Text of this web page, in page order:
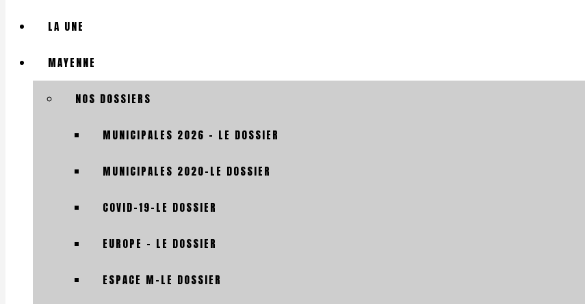
LA UNE
MAYENNE
NOS DOSSIERS
MUNICIPALES 2026 – LE DOSSIER
MUNICIPALES 2020-LE DOSSIER
COVID-19-LE DOSSIER
EUROPE – LE DOSSIER
ESPACE M-LE DOSSIER